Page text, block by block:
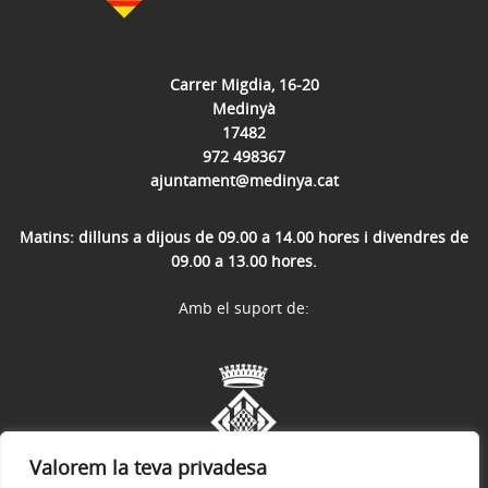
Valorem la teva privadesa
Carrer Migdia, 16-20
Medinyà
17482
972 498367
ajuntament@medinya.cat
Matins: dilluns a dijous de 09.00 a 14.00 hores i divendres de
09.00 a 13.00 hores.
Amb el suport de: